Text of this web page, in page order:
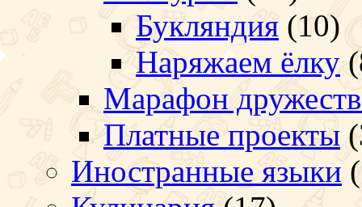
Букляндия (10)
Наряжаем ёлку
Марафон
Платные проекты
Иностранные языки